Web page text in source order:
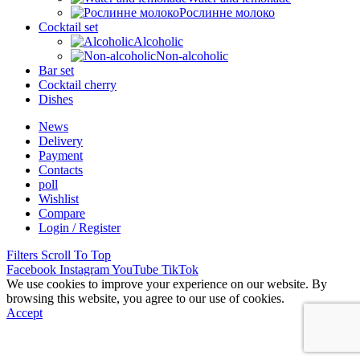
Рослинне молоко
Cocktail set
Alcoholic
Non-alcoholic
Bar set
Cocktail cherry
Dishes
News
Delivery
Payment
Contacts
poll
Wishlist
Compare
Login / Register
Filters Scroll To Top
Facebook InstagramYouTube TikTok
We use cookies to improve your experience on our website. By
browsing this website, you agree to our use of cookies.
Accept